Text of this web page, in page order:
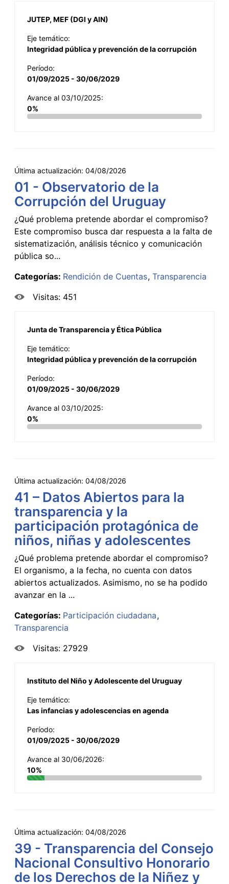
JUTEP, MEF (DGI y AIN)
Eje temático:
Integridad pública y prevención de la corrupción
Período:
01/09/2025 - 30/06/2029
Avance al 03/10/2025:
0%
Última actualización: 04/08/2026
01 - Observatorio de la
Corrupción del Uruguay
¿Qué problema pretende abordar el compromiso?
Este compromiso busca dar respuesta a la falta de
sistematización, análisis técnico y comunicación
pública so...
Categorías: Rendición de Cuentas Transparencia
Visitas: 451
Junta de Transparencia y Ética Pública
Eje temático:
Integridad pública y prevención de la corrupción
Período:
01/09/2025 - 30/06/2029
Avance al 03/10/2025:
0%
Última actualización: 04/08/2026
41 – Datos Abiertos para la
transparencia y la
participación protagónica de
niños, niñas y adolescentes
¿Qué problema pretende abordar el compromiso?
El organismo, a la fecha, no cuenta con datos
abiertos actualizados. Asimismo, no se ha podido
avanzar en la ...
Categorías: Participación ciudadana
Transparencia
Visitas: 27929
Instituto del Niño y Adolescente del Uruguay
Eje temático:
Las infancias y adolescencias en agenda
Período:
01/09/2025 - 30/06/2029
Avance al 30/06/2026:
10%
Última actualización: 04/08/2026
39 - Transparencia del Consejo
Nacional Consultivo Honorario
de los Derechos de la Niñez y